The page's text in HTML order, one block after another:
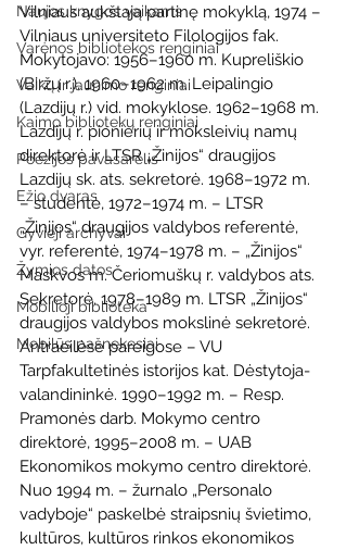
Naujos knygos vaikams
Varėnos bibliotekos renginiai
Vaikų ir jaunimo renginiai
Kaimo bibliotekų renginiai
Poezijos pavasarėlis
Ežio dvaras
Gyvieji archyvai
Žymios datos
Mobilioji biblioteka
Mobilūs pašnekesiai
Vilniaus aukštąją partinę mokyklą, 1974 –
Vilniaus universiteto Filologijos fak.
Mokytojavo: 1956–1960 m. Kupreliškio
(Biržų r.), 1960–1962 m. Leipalingio
(Lazdijų r.) vid. mokyklose. 1962–1968 m.
Lazdijų r. pionierių ir moksleivių namų
direktorė ir LTSR „Žinijos“ draugijos
Lazdijų sk. ats. sekretorė. 1968–1972 m.
– studentė, 1972–1974 m. – LTSR
„Žinijos“ draugijos valdybos referentė,
vyr. referentė, 1974–1978 m. – „Žinijos“
Maskvos m. Čeriomuškų r. valdybos ats.
Sekretorė. 1978–1989 m. LTSR „Žinijos“
draugijos valdybos mokslinė sekretorė.
Antraeilėse pareigose – VU
Tarpfakultetinės istorijos kat. Dėstytoja-
valandininkė. 1990–1992 m. – Resp.
Pramonės darb. Mokymo centro
direktorė, 1995–2008 m. – UAB
Ekonomikos mokymo centro direktorė.
Nuo 1994 m. – žurnalo „Personalo
vadyboje“ paskelbė straipsnių švietimo,
kultūros, kultūros rinkos ekonomikos